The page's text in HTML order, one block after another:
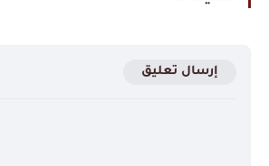
إرسال تعليق